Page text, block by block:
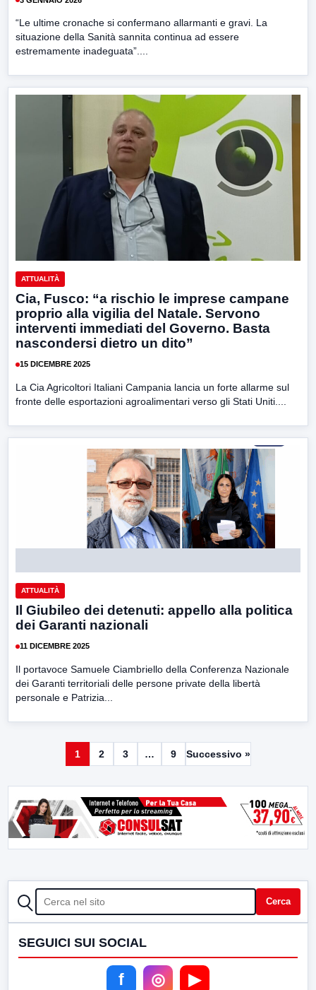
“Le ultime cronache si confermano allarmanti e gravi. La
situazione della Sanità sannita continua ad essere
estremamente inadeguata”....
ATTUALITÀ
Cia, Fusco: “a rischio le imprese campane
proprio alla vigilia del Natale. Servono
interventi immediati del Governo. Basta
nascondersi dietro un dito”
15 DICEMBRE 2025
La Cia Agricoltori Italiani Campania lancia un forte allarme sul
fronte delle esportazioni agroalimentari verso gli Stati Uniti....
ATTUALITÀ
Il Giubileo dei detenuti: appello alla politica
dei Garanti nazionali
11 DICEMBRE 2025
Il portavoce Samuele Ciambriello della Conferenza Nazionale
dei Garanti territoriali delle persone private della libertà
personale e Patrizia...
1 2 3 … 9 Successivo »
CERCA Cerca
SEGUICI SUI SOCIAL
f ◎ ▶